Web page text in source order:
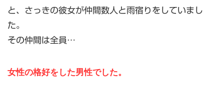
と、さっきの彼女が仲間数人と雨宿りをしていまし
た。
その仲間は全員…
女性の格好をした男性でした。